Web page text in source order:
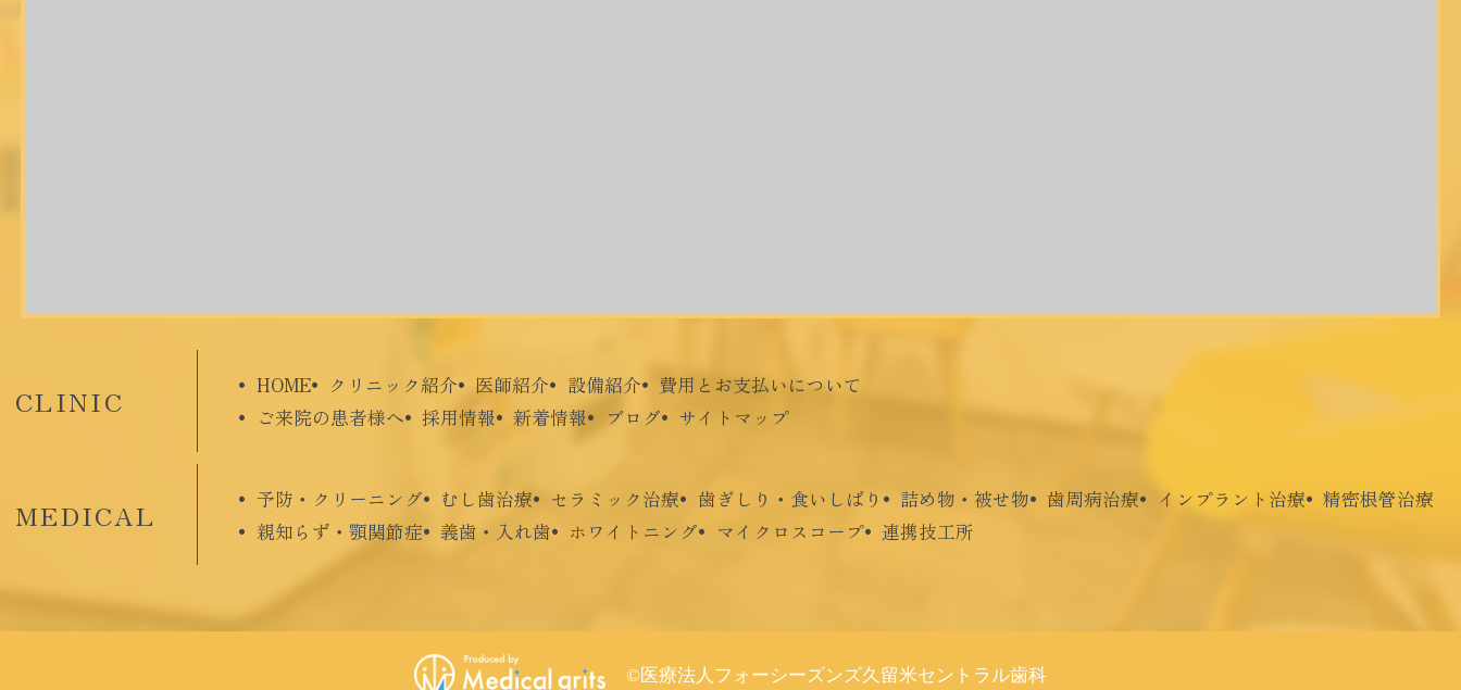
CLINIC HOME クリニック紹介 医師紹介 設備紹介
費用とお支払いについて
ご来院の患者様へ
採用情報 新着情報 ブログ サイトマップ
MEDICAL 予防・クリーニング むし歯治療 セラミック治療 歯ぎしり・食いしばり 詰め物・被せ物 歯周病治療 インプラント治療
精密根管治療
親知らず・顎関節症
義歯・入れ歯 ホワイトニング マイクロスコープ 連携技工所
©医療法人フォーシーズンズ久留米セントラル歯科